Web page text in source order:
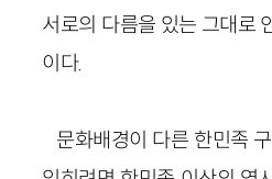
서로의 다름을 있는 그대로
이다.
문화배경이 다른 한민족